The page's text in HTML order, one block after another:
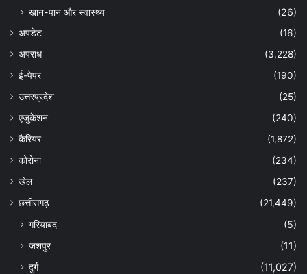
खान-पान और स्वास्थ्य (26)
अपडेट
(16)
अपराध
(3,228)
ई-पेपर
(190)
उत्तरप्रदेश
(25)
एजुकेशन
(240)
कैरियर
(1,872)
कोरोना
(234)
खेल
(237)
छत्तीसगढ़
(21,449)
गरियाबंद
(5)
जशपुर
(11)
दुर्ग
(11,027)